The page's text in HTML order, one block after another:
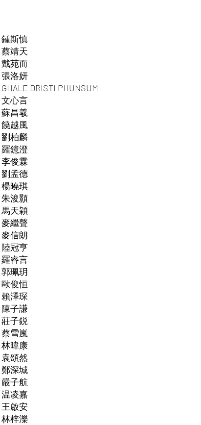
鍾斯慎
蔡靖天
戴苑而
張洛妍
GHALE DRISTI PHUNSUM
文心言
蘇昌羲
饒越風
劉柏麟
羅鐿澄
李俊霖
劉孟德
楊曉琪
朱浚顥
馬天穎
麥繼聲
麥信朗
陸冠亨
羅睿言
郭珮玥
歐俊恒
賴澤琛
陳子謙
莊子鋭
蔡雪嵐
林暐康
袁頌然
鄭深城
嚴子航
温凌嘉
王啟安
林梓濼